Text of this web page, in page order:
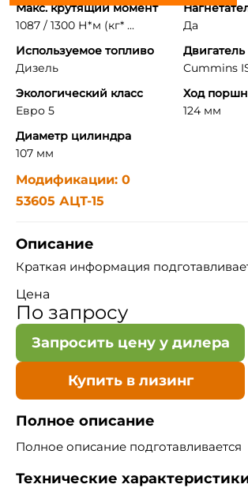
Макс. крутящий момент
1087 / 1300 Н*м (кг* ...
Да
Используемое топливо
Дизель
Двигатель
Cummins
Экологический класс
Евро 5
Ход
124 мм
Диаметр цилиндра
107 мм
Модификации: 0
53605 АЦТ-15
Описание
Краткая информация
Цена
По запросу
Запросить цену у дилера
Купить в лизинг
Полное описание
Полное описание подготавливается
Технические